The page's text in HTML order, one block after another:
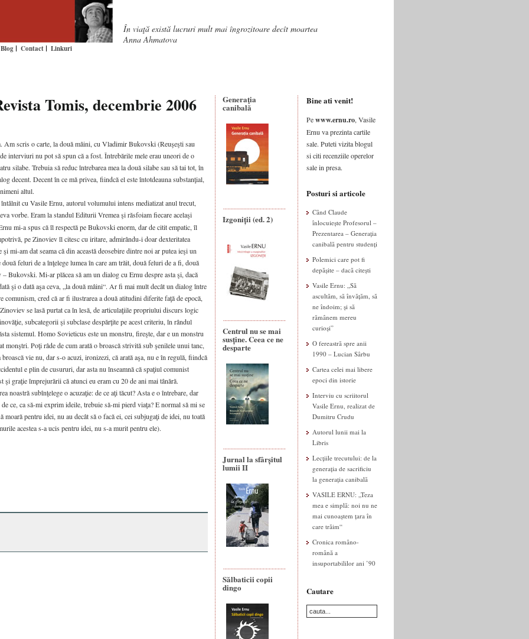
Blog Contact Linkuri
În viaţă există lucruri mult mai îngrozitoare decît moartea
Anna Ahmatova
Tomis, decembrie 2006
Am scris o carte, la două mâini, cu Vladimir Bukovski (Reuşeşti sau
interviuri nu pot să spun că a fost. Întrebările mele erau uneori de o
silabe. Trebuia să reduc întrebarea mea la două silabe sau să tai tot, în
decent. Decent în ce mă privea, fiindcă el este întotdeauna substanţial,
altul.
cu Vasile Ernu, autorul volumului intens mediatizat anul trecut,
vorbe. Eram la standul Editurii Vremea şi răsfoiam fiecare acelaşi
mi-a spus că îl respectă pe Bukovski enorm, dar de citit empatic, îl
pe Zinoviev îl citesc cu iritare, admirându-i doar dexteritatea
mi-am dat seama că din această deosebire dintre noi ar putea ieşi un
feluri de a înţelege lumea în care am trăit, două feluri de a fi, două
Bukovski. Mi-ar plăcea să am un dialog cu Ernu despre asta şi, dacă
şi o dată aşa ceva, „la două mâini“. Ar fi mai mult decât un dialog între
comunism, cred că ar fi ilustrarea a două atitudini diferite faţă de epocă,
se lasă purtat ca în lesă, de articulaţiile propriului discurs logic
subcategorii şi subclase despărţite pe acest criteriu, în rândul
sistemul. Homo Sovieticus este un monstru, fireşte, dar e un monstru
monştri. Poţi râde de cum arată o broască strivită sub şenilele unui tanc,
vie nu, dar s-o acuzi, ironizezi, că arată aşa, nu e în regulă, fiindcă
e plin de cusururi, dar asta nu înseamnă că spaţiul comunist
graţie împrejurării că atunci eu eram cu 20 de ani mai tânără.
noastră subînţelege o acuzaţie: de ce aţi tăcut? Asta e o întrebare, dar
ce, ca să-mi exprim ideile, trebuie să-mi pierd viaţa? E normal să mi se
moară pentru idei, nu au decât să o facă ei, cei subjugaţi de idei, nu toată
acestea s-a ucis pentru idei, nu s-a murit pentru ele).
Generaţia
canibală
Izgoniții (ed. 2)
Centrul nu se mai
susține. Ceea ce ne
desparte
Jurnal la sfârșitul
lumii II
Sălbaticii copii
dingo
Bine ati venit!
Pewww.ernu.ro, Vasile
Ernu va prezinta cartile
sale. Puteti vizita blogul
si citi recenziile operelor
sale in presa.
Posturi si articole
Când Claude
înlocuiește Profesorul –
Prezentarea – Generația
canibală pentru studenți
Polemici care pot fi
depășite – dacă citești
Vasile Ernu: „Să
ascultăm, să învățăm, să
ne îndoim; și să
rămânem mereu
curioși”
O fereastră spre anii
1990 – Lucian Sârbu
Cartea celei mai libere
epoci din istorie
Interviu cu scriitorul
Vasile Ernu, realizat de
Dumitru Crudu
Autorul lunii mai la
Libris
Lecțiile trecutului: de la
generația de sacrificiu
la generația canibală
VASILE ERNU: „Teza
mea e simplă: noi nu ne
mai cunoaștem țara în
care trăim“
Cronica româno-
română a
insuportabililor ani ’90
Cautare